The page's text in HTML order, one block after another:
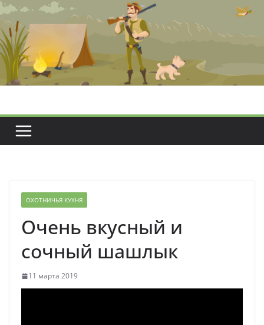
Перейти
содержимому
ОХОТНИЧЬЯ КУХНЯ
Очень вкусный и
сочный шашлык
11 марта 2019